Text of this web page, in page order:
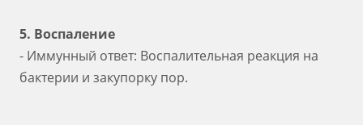
5. Воспаление
- Иммунный ответ: Воспалительная реакция на
бактерии и закупорку пор.